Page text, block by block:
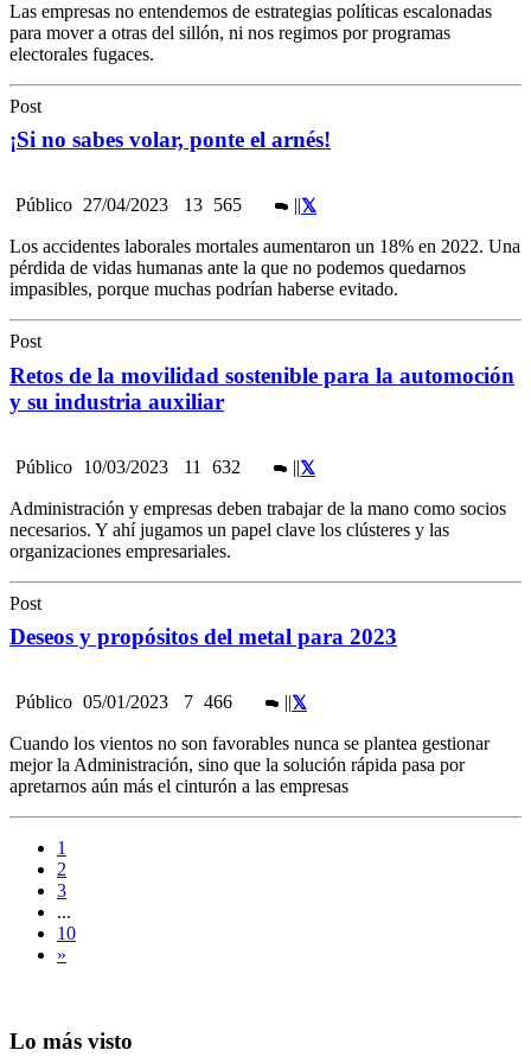
Las empresas no entendemos de estrategias políticas escalonadas
para mover a otras del sillón, ni nos regimos por programas
electorales fugaces.
Post
¡Si no sabes volar, ponte el arnés!
Público 27/04/2023 13 565 ||
Los accidentes laborales mortales aumentaron un 18% en 2022. Una
pérdida de vidas humanas ante la que no podemos quedarnos
impasibles, porque muchas podrían haberse evitado.
Post
Retos de la movilidad sostenible para la automoción
y su industria auxiliar
Público 10/03/2023 11 632 ||
Administración y empresas deben trabajar de la mano como socios
necesarios. Y ahí jugamos un papel clave los clústeres y las
organizaciones empresariales.
Post
Deseos y propósitos del metal para 2023
Público 05/01/2023 7 466 ||
Cuando los vientos no son favorables nunca se plantea gestionar
mejor la Administración, sino que la solución rápida pasa por
apretarnos aún más el cinturón a las empresas
1
2
3
...
10
»
Lo más visto